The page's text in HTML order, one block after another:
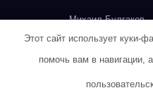
Михаил Булгаков
Михаил Булгаков
Этот сайт использует куки-
помочь вам в навигации,